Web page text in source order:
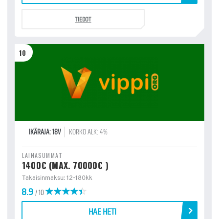
TIEDOT
10
IKÄRAJA: 18V KORKO ALK: 4%
LAINASUMMAT
1400€ (MAX. 70000€ )
Takaisinmaksu: 12-180kk
8.9/ 10
HAE HETI